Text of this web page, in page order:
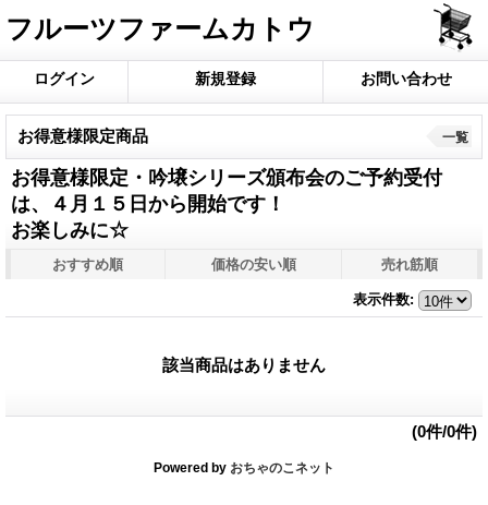
フルーツファームカトウ
ログイン 新規登録 お問い合わせ
お得意様限定商品
お得意様限定・吟壌シリーズ頒布会のご予約受付
は、４月１５日から開始です！
お楽しみに☆
一覧
おすすめ順 価格の安い順 売れ筋順
表示件数:
該当商品はありません
(0件/0件)
Powered by おちゃのこネット